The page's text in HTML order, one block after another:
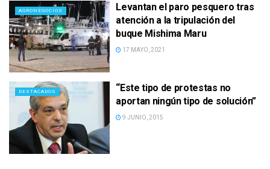
AGRONEGOCIOS
Levantan el paro pesquero tras
atención a la tripulación del
buque Mishima Maru
17 MAYO, 2021
DESTACADOS
“Este tipo de protestas no
aportan ningún tipo de solución”
9 JUNIO, 2015